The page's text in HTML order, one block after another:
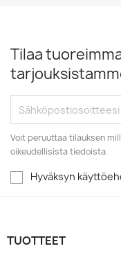
Tilaa
Voit peruuttaa tilauksen
oikeudellisista tiedoista.
Hyväksyn
TUOTTEET